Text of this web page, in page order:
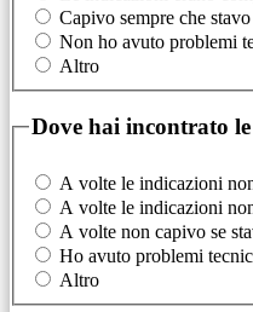
Capivo sempre che
Non ho avuto problemi
Altro
Dove hai incontrato
A volte le indicazioni
A volte le indicazioni
A volte non capivo se
Ho avuto problemi
Altro